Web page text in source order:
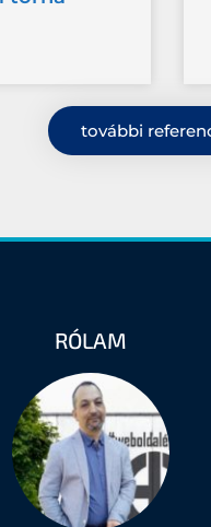
további
RÓLAM